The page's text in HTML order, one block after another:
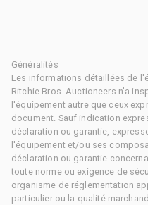
Généralités
Les informations détaillées de
Ritchie Bros. Auctioneers n'a
l'équipement autre que ceux
document. Sauf indication
déclaration ou garantie,
l'équipement et/ou ses
déclaration ou garantie
toute norme ou exigence de
organisme de réglementation
particulier ou la qualité